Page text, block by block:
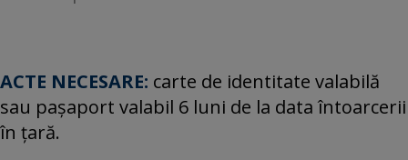
ACTE NECESARE: carte de identitate valabilă
sau paşaport valabil 6 luni de la data întoarcerii
în ţară.